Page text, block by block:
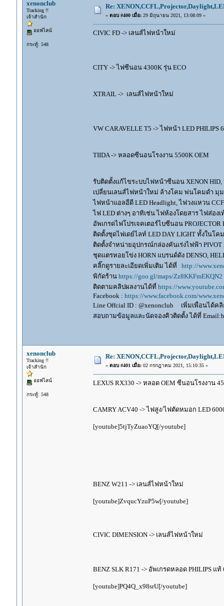
xenonclub
Tracking !!
เจ้าสำนัก
ออฟไลน์
กระทู้: 548
Re:
« ตอบ #400 เมื่อ:29 มิถุนายน 2021, 13:08:09 »
CIVIC FD -> เลนส์ไฟหน้าใหม่
CITY -> ไฟซีนอน 4300K รุ่น ECO
XTRAIL -> เลนส์ไฟหน้าใหม่
VW CARAVELLE T5 -> ไฟหน้า LED PHILIPS
TIIDA -> หลอดซีนอนโรงงาน 5500K OEM
รับติดตั้งแก้ไขระบบไฟหน้าซีนอน XENON
เปลี่ยนเลนส์ไฟหน้าใหม่ ล้างโคม พ่นโคมดำ มุ
ไฟหน้าแอลอีดี LED Headlight, ไฟวงแหวน
ไฟ LED ต่างๆ อาทิเช่น ไฟห้องโดยสาร ไฟส่อ
อัพเกรดไฟโปรเจคเตอร์ไบซีนอน
ติดตั้งชุดไฟเดย์ไลท์ LED DAY LIGHT ทั้งในโ
ติดตั้งจำหน่ายอุปกรณ์กล่องคันเร่งไฟฟ้า PIVOT
ชุดแตรหอยโข่ง HORN แบรนด์ดัง DENSO,
คลิ๊กดูรายละเอียดเพิ่มเติม ได้ที่ http://
พิกัดร้าน https://goo.gl/maps/Zz8KKFmEKQN2
ติดตามคลิปผลงานได้ที่ https://
Facebook : https://www.facebook.com/
Line Offcial ID : @xenonclub เพิ่มเพื่อนได้ค
สอบถามข้อมูลและนัดจองคิวติดตั้ง ได้ที่
xenonclub
Tracking !!
เจ้าสำนัก
ออฟไลน์
กระทู้: 548
Re:
« ตอบ #401 เมื่อ:02 กรกฎาคม 2021, 15:10:35 »
LEXUS RX330 -> หลอด OEM ซีนอนโรงงาน
CAMRY ACV40 -> ไฟสูง/ไฟตัดหมอก LED
[youtube]5tjTyZuaoYQ[/youtube]
BENZ W211 -> เลนส์ไฟหน้าใหม่
[youtube]ZvqucYzuP5w[/youtube]
CIVIC DIMENSION -> เลนส์ไฟหน้าใหม่
BENZ SLK R171 -> อัพเกรดหลอด PHILIPS แ
[youtube]PQ4Q_x98srU[/youtube]